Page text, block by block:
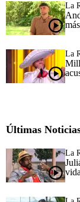
La
La
Últimas
La